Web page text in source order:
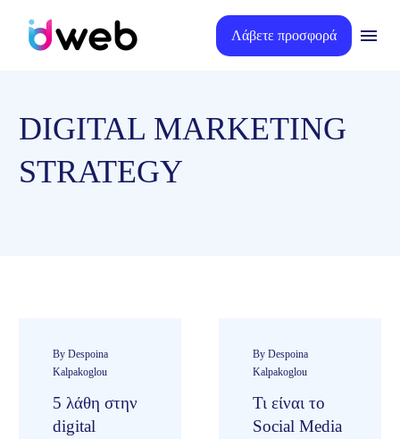
Λάβετε προσφορά
DIGITAL MARKETING
STRATEGY
By Despoina
Kalpakoglou
5 λάθη στην
digital
By Despoina
Kalpakoglou
Τι είναι το
Social Media